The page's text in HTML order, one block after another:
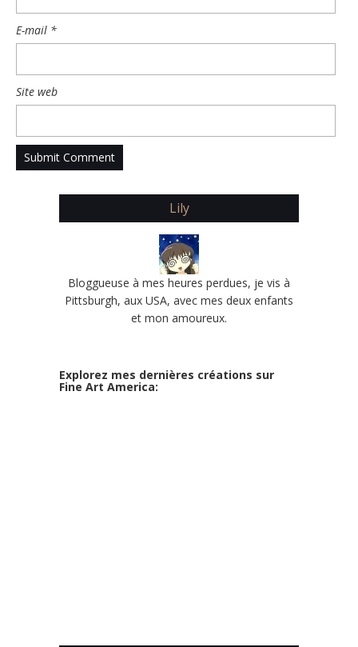
E-mail *
Site web
Lily
Bloggueuse à mes heures perdues, je vis à
Pittsburgh, aux USA, avec mes deux enfants
et mon amoureux.
Explorez mes dernières créations sur
Fine Art America: